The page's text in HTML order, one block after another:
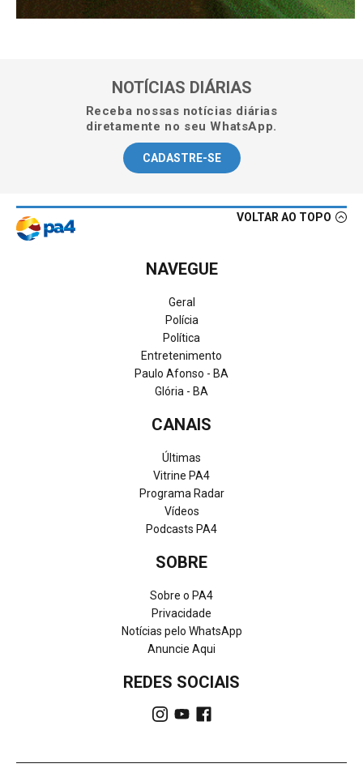
NOTÍCIAS DIÁRIAS
Receba nossas notícias diárias
diretamente no seu WhatsApp.
CADASTRE-SE
VOLTAR AO TOPO
NAVEGUE
Geral
Polícia
Política
Entretenimento
Paulo Afonso - BA
Glória - BA
CANAIS
Últimas
Vitrine PA4
Programa Radar
Vídeos
Podcasts PA4
SOBRE
Sobre o PA4
Privacidade
Notícias pelo WhatsApp
Anuncie Aqui
REDES SOCIAIS